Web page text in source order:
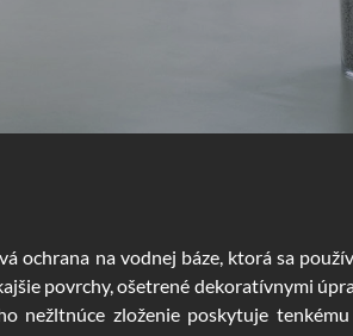
ochrana na vodnej báze, ktorá sa
povrchy, ošetrené dekoratívnymi
nežltnúce zloženie poskytuje